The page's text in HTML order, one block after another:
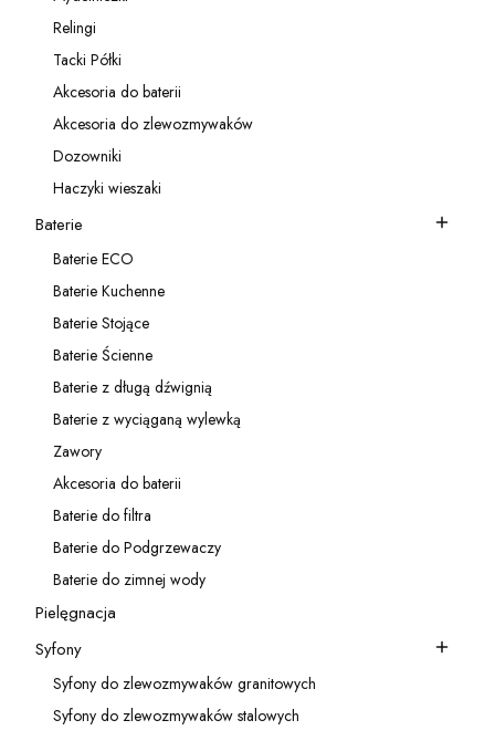
Kategoria - Mydelniczki
Kategoria - Relingi
Relingi
Kategoria - Tacki Półki
Tacki Półki
Kategoria - Akcesoria do baterii
Akcesoria do baterii
Kategoria - Akcesoria do zlewozmywaków
Akcesoria do zlewozmywaków
Kategoria - Dozowniki
Dozowniki
Kategoria - Haczyki wieszaki
Haczyki wieszaki
Kategoria - Baterie
Baterie
Kategoria - Baterie ECO
Baterie ECO
Kategoria - Baterie Kuchenne
Baterie Kuchenne
Kategoria - Baterie Stojące
Baterie Stojące
Kategoria - Baterie Ścienne
Baterie Ścienne
Kategoria - Baterie z długą dźwignią
Baterie z długą dźwignią
Kategoria - Baterie z wyciąganą wylewką
Baterie z wyciąganą wylewką
Kategoria - Zawory
Zawory
Kategoria - Akcesoria do baterii
Akcesoria do baterii
Kategoria - Baterie do filtra
Baterie do filtra
Kategoria - Baterie do Podgrzewaczy
Baterie do Podgrzewaczy
Kategoria - Baterie do zimnej wody
Baterie do zimnej wody
Kategoria - Pielęgnacja
Pielęgnacja
Kategoria - Syfony
Syfony
Kategoria - Syfony do zlewozmywaków granitowych
Syfony do zlewozmywaków granitowych
Kategoria - Syfony do zlewozmywaków stalowych
Syfony do zlewozmywaków stalowych